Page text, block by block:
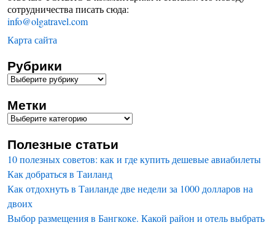
сотрудничества писать сюда:
info@olgatravel.com
Карта сайта
Рубрики
Метки
Полезные статьи
10 полезных советов: как и где купить дешевые авиабилеты
Как добраться в Таиланд
Как отдохнуть в Таиланде две недели за 1000 долларов на
двоих
Выбор размещения в Бангкоке. Какой район и отель выбрать